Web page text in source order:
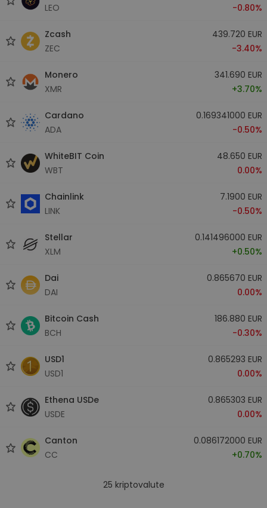
LEO
-0.80%
Zcash
ZEC
439.720 EUR
-3.40%
Monero
XMR
341.690 EUR
+3.70%
Cardano
ADA
0.169341000 EUR
-0.50%
WhiteBIT Coin
WBT
48.650 EUR
0.00%
Chainlink
LINK
7.1900 EUR
-0.50%
Stellar
XLM
0.141496000 EUR
+0.50%
Dai
DAI
0.865670 EUR
0.00%
Bitcoin Cash
BCH
186.880 EUR
-0.30%
USD1
USD1
0.865293 EUR
0.00%
Ethena USDe
USDE
0.865303 EUR
0.00%
Canton
CC
0.086172000 EUR
+0.70%
25 kriptovalute